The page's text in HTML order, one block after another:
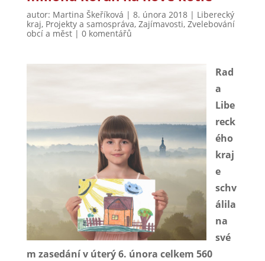
autor: Martina Škeříková | 8. února 2018| Liberecký
kraj, Projekty a samospráva, Zajímavosti, Zvelebování
obcí a měst| 0 komentářů
Rad
a
Libe
reck
ého
kraj
e
schv
álila
na
své
m zasedání v úterý 6. února celkem 560